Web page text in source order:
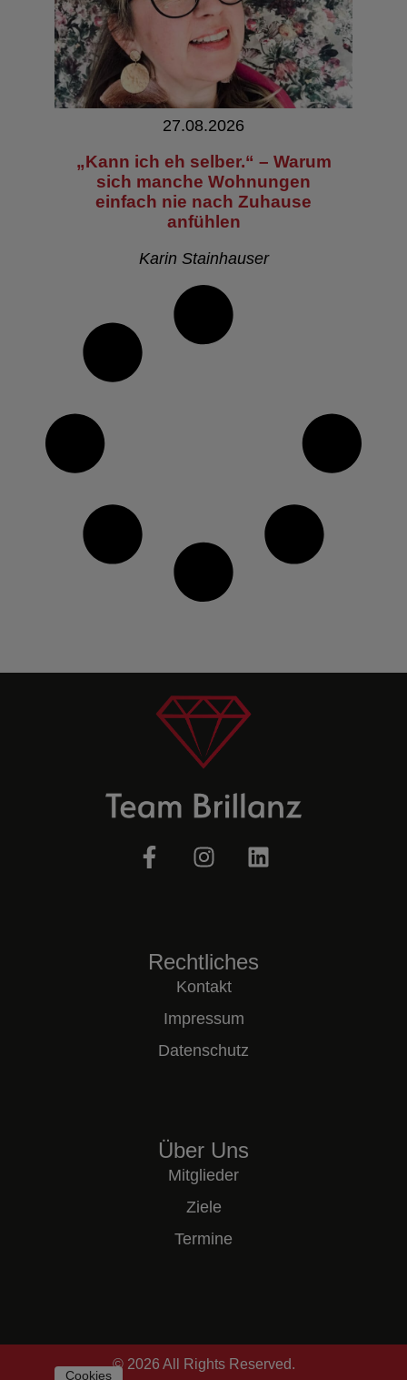
27.08.2026
„Kann ich eh selber.“ – Warum
sich manche Wohnungen
einfach nie nach Zuhause
anfühlen
Karin Stainhauser
Über Uns
Mitglieder
Ziele
Termine
Rechtliches
Kontakt
Impressum
Datenschutz
© 2026 All Rights Reserved.
Cookies